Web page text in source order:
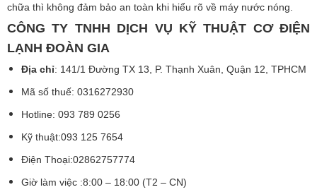
chữa thì không đảm bảo an toàn khi hiểu rõ về máy nước nóng.
CÔNG TY TNHH DỊCH VỤ KỸ THUẬT CƠ ĐIỆN
LẠNH ĐOÀN GIA
Địa chỉ: 141/1 Đường TX 13, P. Thạnh Xuân, Quận 12, TPHCM
Mã số thuế: 0316272930
Hotline: 093 789 0256
Kỹ thuật:093 125 7654
Điện Thoại:02862757774
Giờ làm việc :8:00 – 18:00 (T2 – CN)